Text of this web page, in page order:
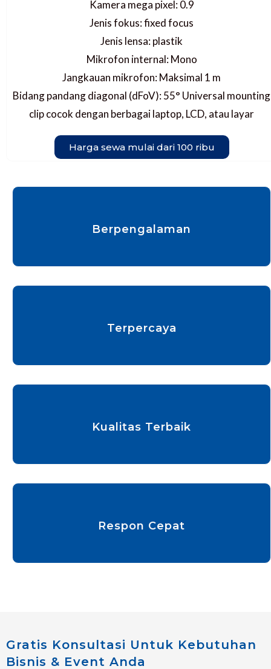
Kamera mega pixel: 0.9
Jenis fokus: fixed focus
Jenis lensa: plastik
Mikrofon internal: Mono
Jangkauan mikrofon: Maksimal 1 m
Bidang pandang diagonal (dFoV): 55° Universal mounting
clip cocok dengan berbagai laptop, LCD, atau layar
Harga sewa mulai dari 100 ribu
Berpengalaman
Terpercaya
Kualitas Terbaik
Respon Cepat
Gratis Konsultasi Untuk Kebutuhan
Bisnis & Event Anda